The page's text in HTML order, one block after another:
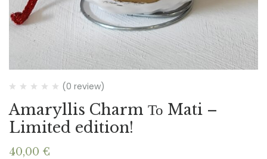
(0 review)
Amaryllis Charm Το Mati –
Limited edition!
40,00 €